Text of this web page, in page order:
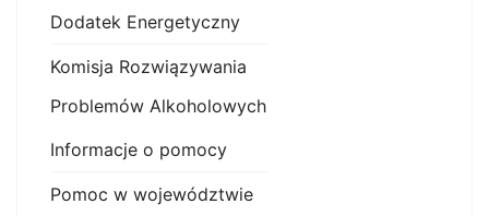
Dodatek Energetyczny
Komisja Rozwiązywania
Problemów Alkoholowych
Informacje o pomocy
Pomoc w województwie